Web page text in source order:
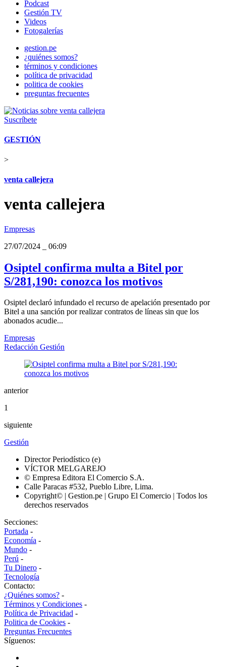
Podcast
Gestión TV
Videos
Fotogalerías
gestion.pe
¿quiénes somos?
términos y condiciones
política de privacidad
politica de cookies
preguntas frecuentes
Suscríbete
GESTIÓN
>
venta callejera
venta callejera
Empresas
27/07/2024
06:09
Osiptel confirma multa a Bitel por
S/281,190: conozca los motivos
Osiptel declaró infundado el recurso de apelación presentado por
Bitel a una sanción por realizar contratos de líneas sin que los
abonados acudie...
Empresas
Redacción Gestión
anterior
1
siguiente
Gestión
Director Periodístico (e)
VÍCTOR MELGAREJO
© Empresa Editora El Comercio S.A.
Calle Paracas #532, Pueblo Libre, Lima.
Copyright© | Gestion.pe | Grupo El Comercio | Todos los
derechos reservados
Secciones:
Portada -
Economía -
Mundo -
Perú -
Tu Dinero -
Tecnología
Contacto:
¿Quiénes somos? -
Términos y Condiciones -
Política de Privacidad -
Politica de Cookies -
Preguntas Frecuentes
Síguenos: